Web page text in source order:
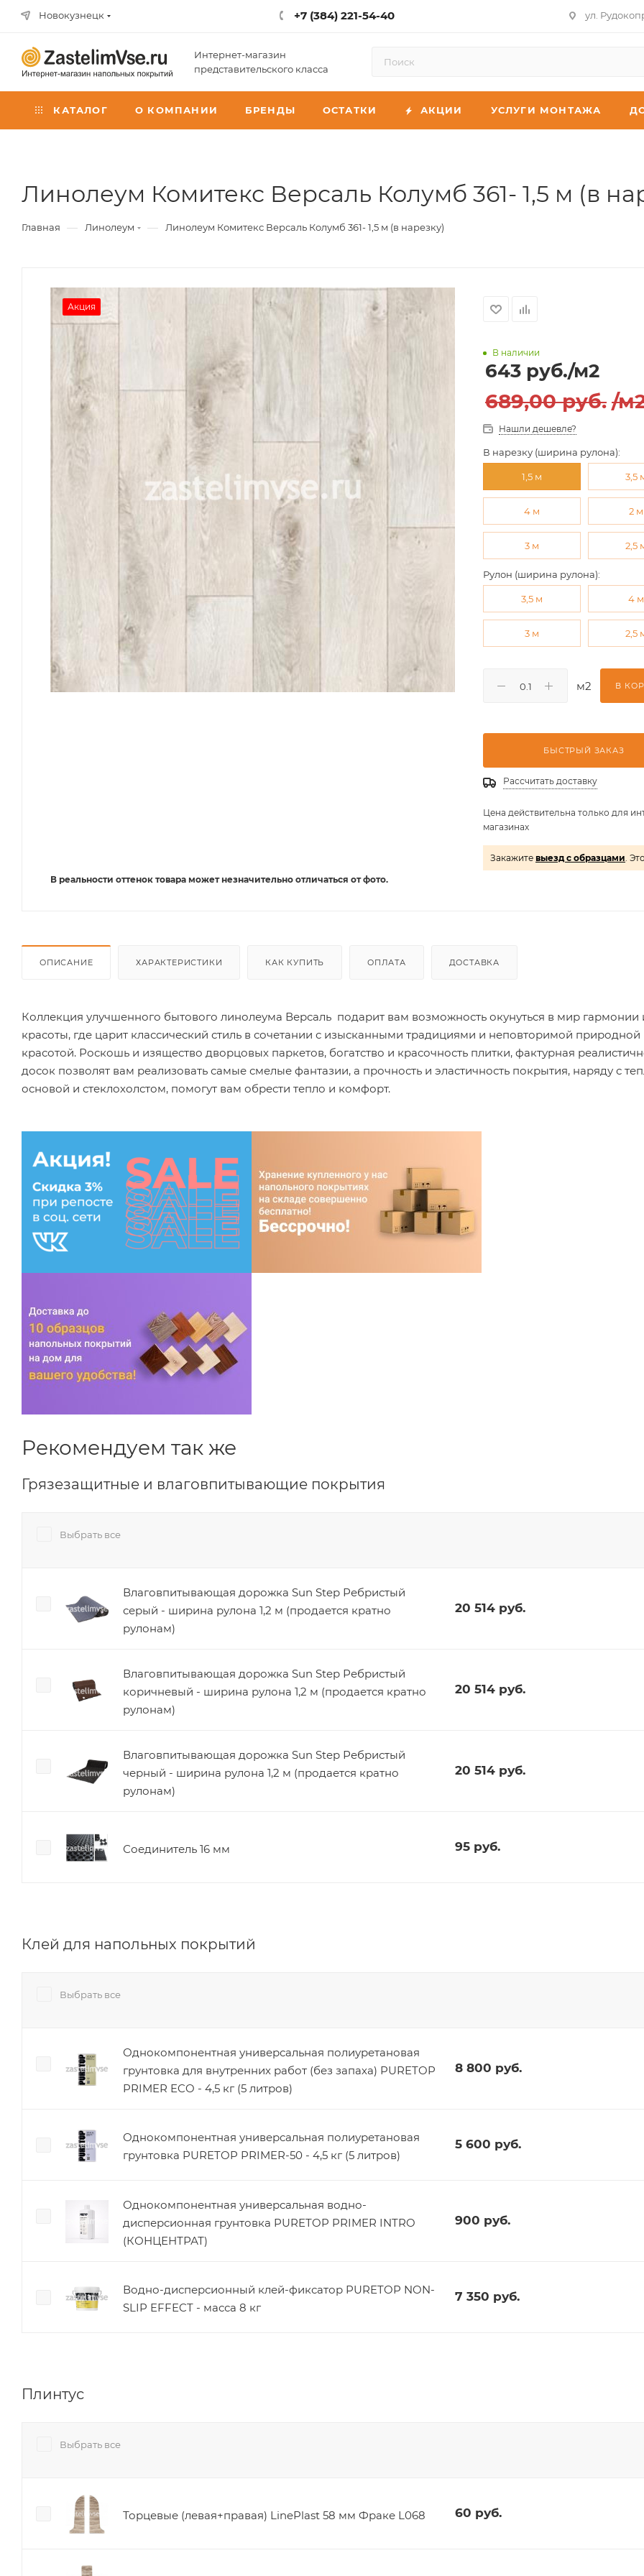
Новокузнецк +7 (384) 221-54-40 ул.
Интернет-магазин
представительского класса
КАТАЛОГ О КОМПАНИИ БРЕНДЫ ОСТАТКИ АКЦИИ УСЛУГИ МОНТАЖА
Линолеум Комитекс Версаль Колумб 361- 1,5 м (в
Главная — Линолеум — Линолеум Комитекс Версаль Колумб 361- 1,5 м (в нарезку)
Акция
В наличии
643 руб./м2
689,00 руб. /
Нашли дешевле?
В нарезку (ширина рулона):
1,5 м 3,5
4 м 2 м
3 м 2,5
Рулон (ширина рулона):
3,5 м 4 м
3 м 2,5
м2 В
БЫСТРЫЙ ЗАКАЗ
Рассчитать доставку
Цена действительна только для
магазинах
Закажите выезд с образцами.
В реальности оттенок товара может незначительно отличаться от фото.
ОПИСАНИЕ ХАРАКТЕРИСТИКИ КАК КУПИТЬ ОПЛАТА ДОСТАВКА
Коллекция улучшенного бытового линолеума Версаль подарит вам возможность окунуться в мир гармонии
красоты, где царит классический стиль в сочетании с изысканными традициями и неповторимой природной
красотой. Роскошь и изящество дворцовых паркетов, богатство и красочность плитки, фактурная
досок позволят вам реализовать самые смелые фантазии, а прочность и эластичность покрытия, наряду с
основой и стеклохолстом, помогут вам обрести тепло и комфорт.
Рекомендуем так же
Грязезащитные и влаговпитывающие покрытия
Выбрать все
Влаговпитывающая дорожка Sun Step Ребристый
серый - ширина рулона 1,2 м (продается кратно
рулонам)
20 514руб.
Влаговпитывающая дорожка Sun Step Ребристый
коричневый - ширина рулона 1,2 м (продается кратно
рулонам)
20 514руб.
Влаговпитывающая дорожка Sun Step Ребристый
черный - ширина рулона 1,2 м (продается кратно
рулонам)
20 514руб.
Соединитель 16 мм 95руб.
Клей для напольных покрытий
Выбрать все
Однокомпонентная универсальная полиуретановая
грунтовка для внутренних работ (без запаха) PURETOP
PRIMER ECO - 4,5 кг (5 литров)
8 800 руб.
Однокомпонентная универсальная полиуретановая
грунтовка PURETOP PRIMER-50 - 4,5 кг (5 литров)
5 600 руб.
Однокомпонентная универсальная водно-
дисперсионная грунтовка PURETOP PRIMER INTRO
(КОНЦЕНТРАТ)
900 руб.
Водно-дисперсионный клей-фиксатор PURETOP NON-
SLIP EFFECT - масса 8 кг
7 350 руб.
Плинтус
Выбрать все
Торцевые (левая+правая) LinePlast 58 мм Фраке L068 60 руб.